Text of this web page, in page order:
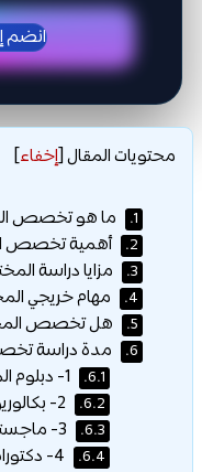
انضم
محتويات المقال[إخفاء]
1. ما هو تخصص
2. أهمية تخصص
3. مزايا دراسة
4. مهام خريجي
5. هل تخصص
6. مدة دراسة
6.1.
6.2.
6.3.
6.4.